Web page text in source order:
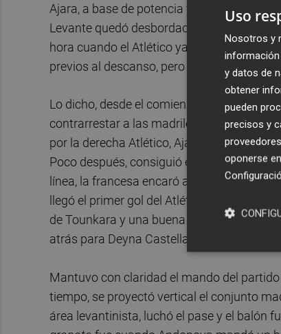
Ajara, a base de potencia y velocidad y
Levante quedó desbordado
hora cuando el Atlético ya había metido
previos al descanso, pero dos tentativas
Lo dicho, desde el comienzo mandó el
contrarrestar a las madrileñas. A los siete
por la derecha Atlético, Ajara penetró
Poco después, consiguió el conjunto
línea, la francesa encaró a Lindahl, pero
llegó el primer gol del Atlético. Avisó
de Tounkara y una buena parada de
atrás para Deyna Castellanos, que batió a
Mantuvo con claridad el mando del
tiempo, se proyectó vertical el conjunto
área levantinista, luchó el pase y el balón
Uso
Nosotros y
información
y datos de
obtener
pueden
precisos y
oponerse en